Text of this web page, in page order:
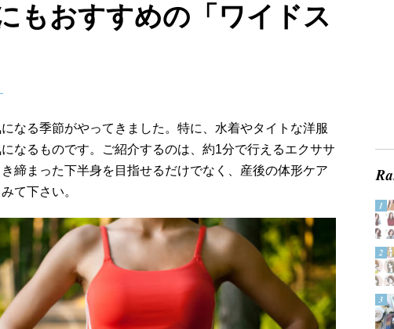
もおすすめの「ワイドス
なる季節がやってきました。特に、水着やタイトな洋服
なるものです。ご紹介するのは、約1分で行えるエクササ
締まった下半身を目指せるだけでなく、産後の体形ケア
て下さい。